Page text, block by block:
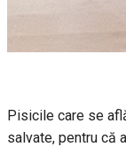
Pisicile care se
salvate, pentru că